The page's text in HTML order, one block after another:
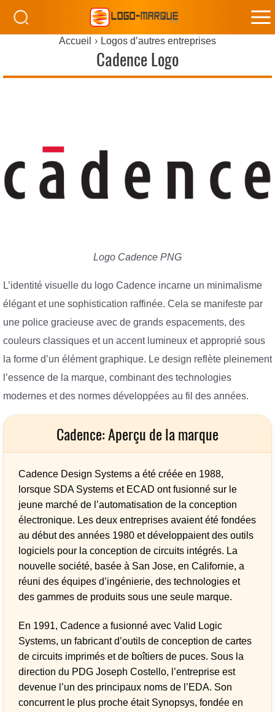
Accueil Logos d’autres entreprises
Cadence Logo
Logo Cadence PNG
L’identité visuelle du logo Cadence incarne un minimalisme
élégant et une sophistication raffinée. Cela se manifeste par
une police gracieuse avec de grands espacements, des
couleurs classiques et un accent lumineux et approprié sous
la forme d’un élément graphique. Le design reflète pleinement
l’essence de la marque, combinant des technologies
modernes et des normes développées au fil des années.
Cadence: Aperçu de la marque
Cadence Design Systems a été créée en 1988,
lorsque SDA Systems et ECAD ont fusionné sur le
jeune marché de l’automatisation de la conception
électronique. Les deux entreprises avaient été fondées
au début des années 1980 et développaient des outils
logiciels pour la conception de circuits intégrés. La
nouvelle société, basée à San Jose, en Californie, a
réuni des équipes d’ingénierie, des technologies et
des gammes de produits sous une seule marque.
En 1991, Cadence a fusionné avec Valid Logic
Systems, un fabricant d’outils de conception de cartes
de circuits imprimés et de boîtiers de puces. Sous la
direction du PDG Joseph Costello, l’entreprise est
devenue l’un des principaux noms de l’EDA. Son
concurrent le plus proche était Synopsys, fondée en